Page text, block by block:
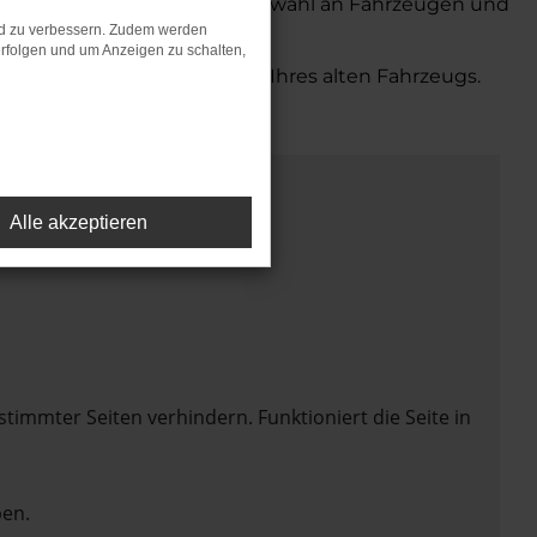
Inzahlungnahme Ihres alten Fahrzeugs.
Seiten verhindern. Funktioniert die Seite in
zu verbessern. Zudem werden
und um Anzeigen zu schalten,
Alle akzeptieren